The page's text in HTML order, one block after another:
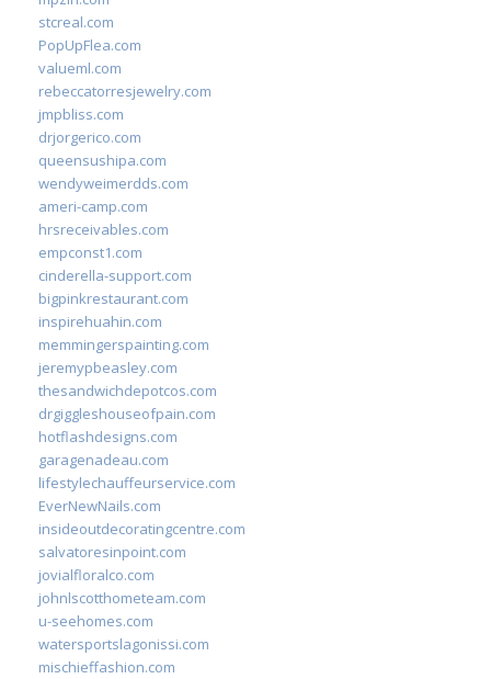
stcreal.com
PopUpFlea.com
valueml.com
rebeccatorresjewelry.com
jmpbliss.com
drjorgerico.com
queensushipa.com
wendyweimerdds.com
ameri-camp.com
hrsreceivables.com
empconst1.com
cinderella-support.com
bigpinkrestaurant.com
inspirehuahin.com
memmingerspainting.com
jeremypbeasley.com
thesandwichdepotcos.com
drgiggleshouseofpain.com
hotflashdesigns.com
garagenadeau.com
lifestylechauffeurservice.com
EverNewNails.com
insideoutdecoratingcentre.com
salvatoresinpoint.com
jovialfloralco.com
johnlscotthometeam.com
u-seehomes.com
watersportslagonissi.com
mischieffashion.com